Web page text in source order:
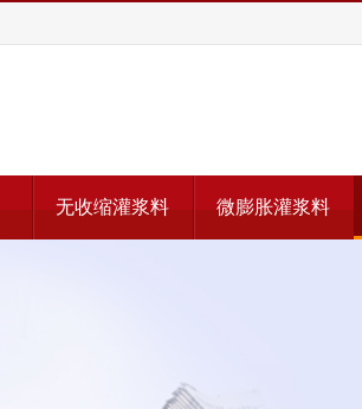
无收缩灌浆料 微膨胀灌浆料